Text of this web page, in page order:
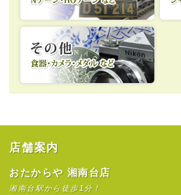
店舗案内
おたからや 湘南台店
湘南台駅から徒歩1分！